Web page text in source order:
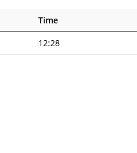
Time
12:28